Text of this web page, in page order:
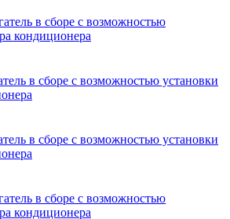
в сборе с возможностью
кондиционера
в сборе с возможностью установки
в сборе с возможностью установки
в сборе с возможностью
кондиционера